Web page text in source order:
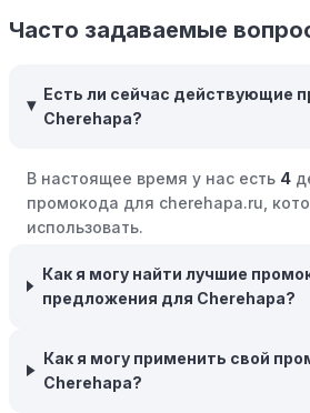
компании Cherehapa есть
позволяющие зарабатывать
скидки или будущие покупки.
пятница" или сезонными
розничные компании часто
скидки.
Бросьте корзину:Если Вы не
добавьте товары в корзину и
вероятность того, что
Cherehapa, могут прислать вам
Часто задаваемые
Есть ли сейчас действующие
Cherehapa?
В настоящее время у нас есть 4
промокода для cherehapa.ru,
использовать.
Как я могу найти лучшие
предложения для Cherehapa?
Как я могу применить свой
Cherehapa?